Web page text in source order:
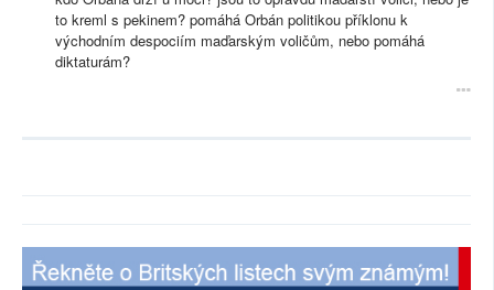
to kreml s pekinem? pomáhá Orbán politikou příklonu k
východním despociím maďarským voličům, nebo pomáhá
diktaturám?